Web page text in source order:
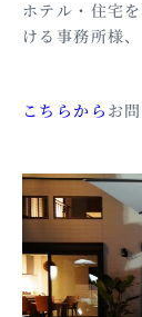
ホテル・住宅
ける事務所様
こちらから お